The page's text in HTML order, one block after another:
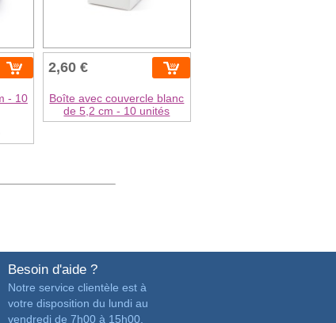
- 10
2,60 €
Boîte avec couvercle blanc
de 5,2 cm - 10 unités
Besoin d'aide ?
Notre service clientèle est à
votre disposition du lundi au
vendredi de 7h00 à 15h00.